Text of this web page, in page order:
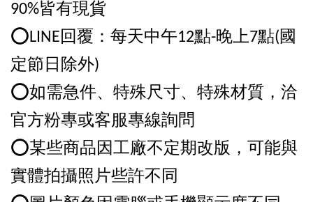
90%皆有現貨
⭕️LINE回覆：每天中午12點-晚上7點(國
定節日除外)
⭕️如需急件、特殊尺寸、特殊材質，洽
官方粉專或客服專線詢問
⭕️某些商品因工廠不定期改版，可能與
實體拍攝照片些許不同